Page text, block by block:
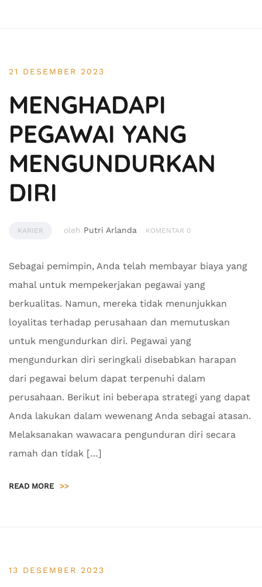
21 DESEMBER 2023
MENGHADAPI
PEGAWAI YANG
MENGUNDURKAN
DIRI
KARIER oleh Putri Arlanda KOMENTAR 0
Sebagai pemimpin, Anda telah membayar biaya yang
mahal untuk mempekerjakan pegawai yang
berkualitas. Namun, mereka tidak menunjukkan
loyalitas terhadap perusahaan dan memutuskan
untuk mengundurkan diri. Pegawai yang
mengundurkan diri seringkali disebabkan harapan
dari pegawai belum dapat terpenuhi dalam
perusahaan. Berikut ini beberapa strategi yang dapat
Anda lakukan dalam wewenang Anda sebagai atasan.
Melaksanakan wawacara pengunduran diri secara
ramah dan tidak […]
READ MORE >>
13 DESEMBER 2023